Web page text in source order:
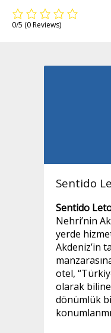
0/5 (0 Reviews)
Sentido
Sentido
Nehri’nin
yerde
Akdeniz’in
otel,
olarak
dönümlük